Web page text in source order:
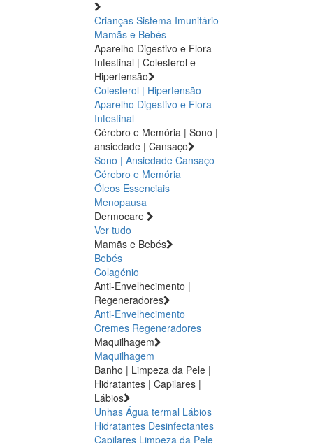
Crianças Sistema Imunitário
Mamãs e Bebés
Aparelho Digestivo e Flora
Intestinal | Colesterol e
Hipertensão
Colesterol | Hipertensão
Aparelho Digestivo e Flora
Intestinal
Cérebro e Memória | Sono |
ansiedade | Cansaço
Sono | Ansiedade Cansaço
Cérebro e Memória
Óleos Essenciais
Menopausa
Dermocare
Ver tudo
Mamãs e Bebés
Bebés
Colagénio
Anti-Envelhecimento |
Regeneradores
Anti-Envelhecimento
Cremes Regeneradores
Maquilhagem
Maquilhagem
Banho | Limpeza da Pele |
Hidratantes | Capilares |
Lábios
Unhas Água termal Lábios
Hidratantes Desinfectantes
Capilares Limpeza da Pele